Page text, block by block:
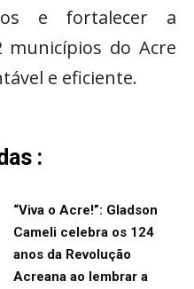
e fortalecer a
do Acre
e eficiente.
:
“Viva o Acre!”: Gladson
Cameli celebra os 124
anos da Revolução
Acreana ao lembrar a